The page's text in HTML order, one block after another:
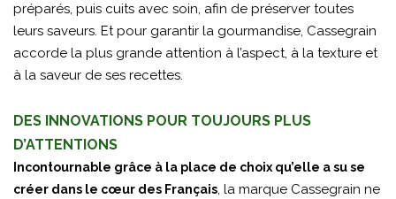
préparés, puis cuits avec soin, afin de préserver toutes
leurs saveurs. Et pour garantir la gourmandise, Cassegrain
accorde la plus grande attention à l’aspect, à la texture et
à la saveur de ses recettes.
DES INNOVATIONS POUR TOUJOURS PLUS
D’ATTENTIONS
Incontournable grâce à la place de choix qu’elle a su se
créer dans le cœur des Français, la marque Cassegrain ne